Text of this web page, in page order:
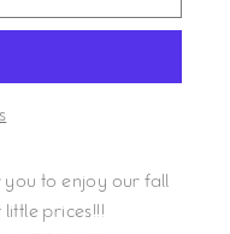
you to enjoy our fall
prices!!!